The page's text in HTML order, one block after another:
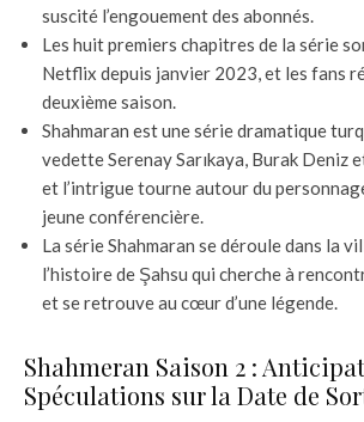
suscité l’engouement des abonnés.
Les huit premiers chapitres de la série
Netflix depuis janvier 2023, et les fans
deuxième saison.
Shahmaran est une série dramatique
vedette Serenay Sarıkaya, Burak Deniz
et l’intrigue tourne autour du
jeune conférencière.
La série Shahmaran se déroule dans la
l’histoire de Şahsu qui cherche à
et se retrouve au cœur d’une légende.
Shahmeran Saison 2 :
Spéculations sur la Date de